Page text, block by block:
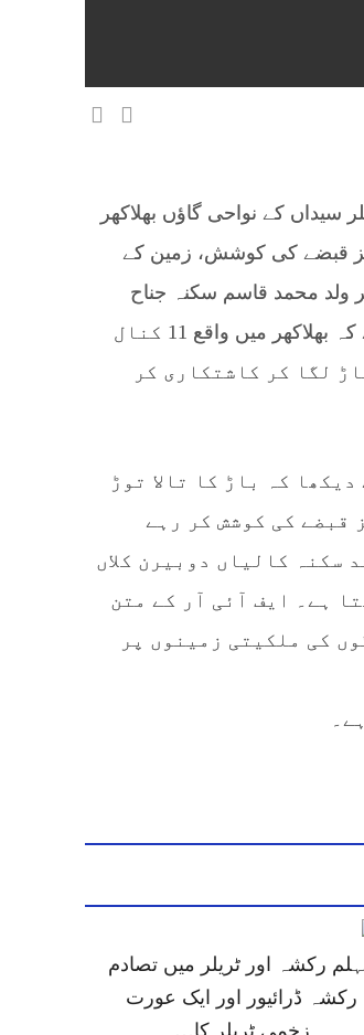
سیداں کے نواحی گاؤں بھلاکھر
زرعی اراضی پر ناجائز قبضے کی کوشش، زمین کے
ولد محمد قاسم سکنہ جناح
کالونی کلر سیداں نے پولیس کو دی گئی درخواست میں مؤقف اختیار کیا ہے کہ بھلاکھر میں واقع 11 کنال
لگا کر کاشتکاری کر
کہ باڑ کا تالا توڑ
قبضے کی کوشش کر رہے
سکنہ کالیاں دوبیرن کلاں
ہے۔ ایف آئی آر کے متن
کی ملکیتی زمینوں پر
رکشہ اور ٹریلر میں تصادم
رکشہ ڈرائیور اور ایک عورت
زخمی ٹریلر کا…